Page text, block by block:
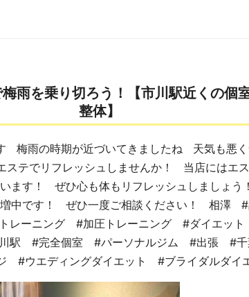
雨を乗り切ろう！【市川駅近くの個
整体】
梅雨の時期が近づいてきましたね 天気も悪く
ステでリフレッシュしませんか！ 当店にはエ
ます！ ぜひ心も体もリフレッシュしましょ
増中です！ ぜひ一度ご相談ください！ 相澤
ーニング #加圧トレーニング #ダイエッ
駅 #完全個室 #パーソナルジム #出張 #
#ウエディングダイエット #ブライダルダ